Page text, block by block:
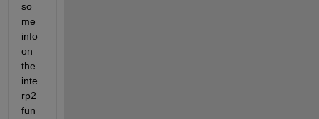
so
me
info
on
the
inte
rp2
fun